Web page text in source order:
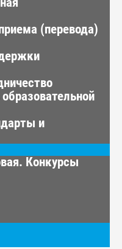
(перевода)
и
Конкурсы